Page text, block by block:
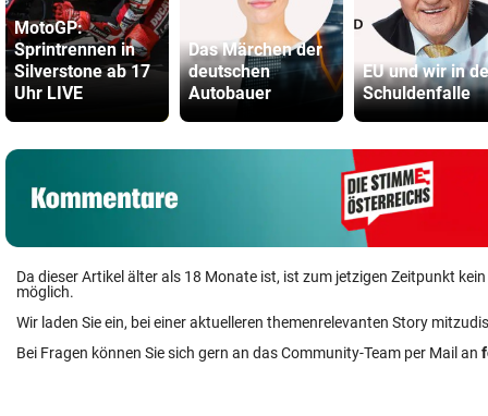
MotoGP:
Sprintrennen in
Silverstone ab 17
Uhr LIVE
Das Märchen der
deutschen
Autobauer
EU und wir in
Schuldenfalle
Da dieser Artikel älter als 18 Monate ist, ist zum jetzigen Zeitpunkt
möglich.
Wir laden Sie ein, bei einer aktuelleren themenrelevanten Story
Bei Fragen können Sie sich gern an das Community-Team per Mail an